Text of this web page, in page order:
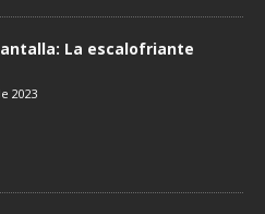
La escalofriante
2023